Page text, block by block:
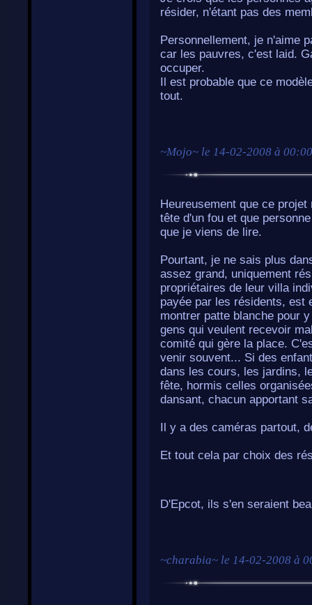
résider, n'étant pas des
Personnellement, je n'aime
car les pauvres, c'est laid.
occuper.
Il est probable que ce
tout.
~Mojo~ le 14-02-2008 à 00:00
Heureusement que ce
tête d'un fou et que
que je viens de lire.
Pourtant, je ne sais plus
assez grand, uniquement
propriétaires de leur villa
payée par les résidents, est
montrer patte blanche pour
gens qui veulent recevoir
comité qui gère la place.
venir souvent... Si des
dans les cours, les jardins,
fête, hormis celles
dansant, chacun apportant
Il y a des caméras partout,
Et tout cela par choix des
D'Epcot, ils s'en seraient
~charabia~ le 14-02-2008 à